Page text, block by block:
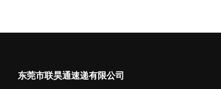
东莞市联昊通速递有限公司